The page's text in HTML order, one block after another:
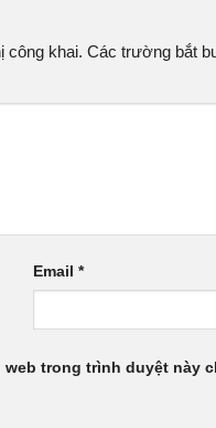
công khai. Các trường bắt
Email*
web trong trình duyệt này